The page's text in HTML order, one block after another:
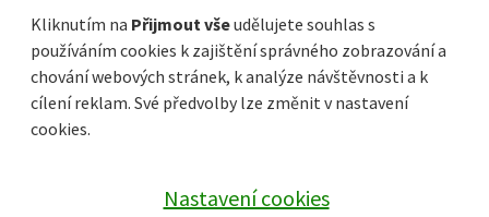
Kliknutím na Přijmout všeudělujete souhlas s
používáním cookies k zajištění správného zobrazování a
chování webových stránek, k analýze návštěvnosti a k
cílení reklam. Své předvolby lze změnit v nastavení
cookies.
Nastavení cookies